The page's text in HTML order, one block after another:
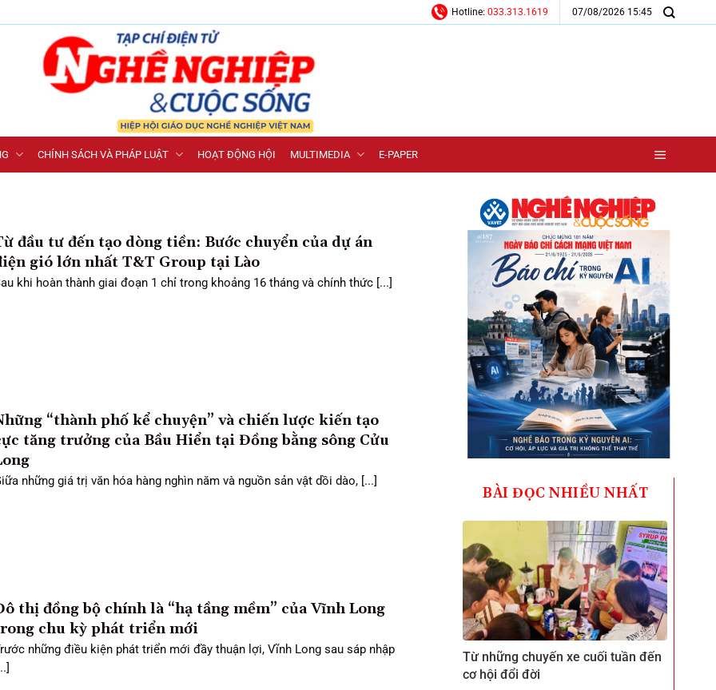
Hotline: 033.313.1619 07/08/2026 15:45
CHÍNH SÁCH VÀ PHÁP LUẬT HOẠT ĐỘNG HỘI MULTIMEDIA E-PAPER
đầu tư đến tạo dòng tiền: Bước chuyển của dự án
gió lớn nhất T&T Group tại Lào
khi hoàn thành giai đoạn 1 chỉ trong khoảng 16 tháng và chính thức [...]
“thành phố kể chuyện” và chiến lược kiến tạo
tăng trưởng của Bầu Hiển tại Đồng bằng sông Cửu
những giá trị văn hóa hàng nghìn năm và nguồn sản vật dồi dào, [...]
thị đồng bộ chính là “hạ tầng mềm” của Vĩnh Long
chu kỳ phát triển mới
những điều kiện phát triển mới đầy thuận lợi, Vĩnh Long sau sáp nhập
BÀI ĐỌC NHIỀU NHẤT
Từ những chuyến xe cuối tuần đến
cơ hội đổi đời